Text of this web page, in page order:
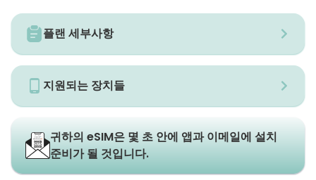
플랜 세부사항
지원되는 장치들
귀하의 eSIM은 몇 초 안에 앱과 이메일에 설치
준비가 될 것입니다.